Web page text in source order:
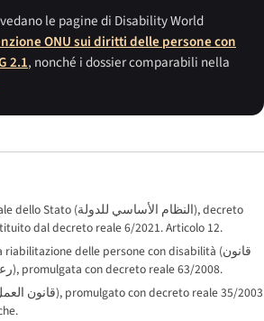
le pagine di Disability World
ONU sui diritti delle persone con
2.1, nonché i dossier comparabili nella
dello Stato (النظام الأساسي للدولة), decreto
dal decreto reale 6/2021. Articolo 12.
riabilitazione delle persone con disabilità (قانون
), promulgata con decreto reale 63/2008.
قانون), promulgato con decreto reale 35/2003